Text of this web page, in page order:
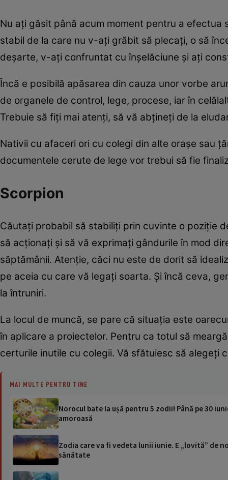
Nu ați găsit până acum moment pentru a
stabil de la care nu v-ați grăbit să plecați, o să
deșarte, v-ați confruntat cu înșelăciune și ați
Încă e posibilă apăsarea din cauza unor vorbe
de organele de control, lege, procese, iar în
Trebuie să fiți mai atenți, să vă abțineți de la
Nativii cu afaceri ori cu colegi din alte orașe sau
documentele cerute de lege vor trebui să fie
Scorpion
Căutați probabil să stabiliți prin cuvinte o poziție
să acționați și să vă exprimați gândurile în mod
săptămânii. Atenție, căci nu este de dorit să
pe aceia cu care vă legați soarta. Și încă ceva,
la întruniri.
La locul de muncă, se pare că situația este
în aplicare a proiectelor. Pentru ca totul să
certurile inutile cu colegii. Vă sfătuiesc să alegeți
MAI MULTE PENTRU TINE
Norocul bate la ușă pentru 5 zodii! Până pe 30
amoroasă
Zodia care va fi vedeta lunii iunie. E „lovită” de
sănătate